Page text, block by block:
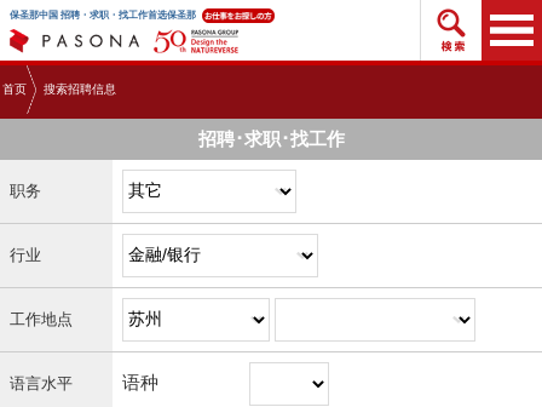
保圣那中国 招聘・求职・找工作首选保圣那 搜索
首页 搜索招聘信息
招聘･求职･找工作
职务
行业
工作地点
语言水平 语种